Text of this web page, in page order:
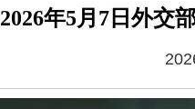
2026年5月7日外交